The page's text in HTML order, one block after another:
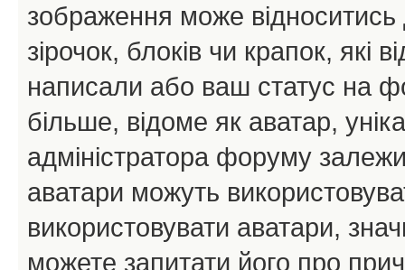
зображення може відноситись
зірочок, блоків чи крапок, які
написали або ваш статус на
більше, відоме як аватар,
адміністратора форуму
аватари можуть
використовувати аватари,
можете запитати його про